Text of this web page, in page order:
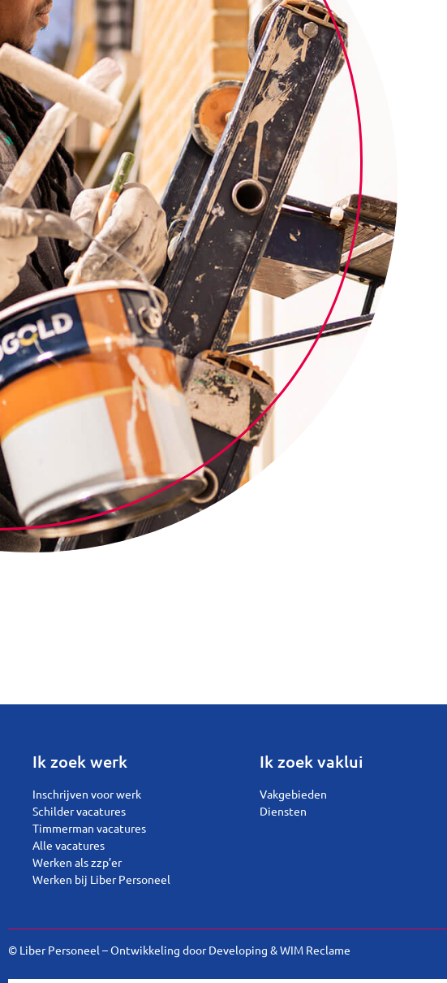
Ik zoek werk
Inschrijven voor werk
Schilder vacatures
Timmerman vacatures
Alle vacatures
Werken als zzp’er
Werken bij Liber Personeel
Ik zoek vaklui
Vakgebieden
Diensten
© Liber Personeel – Ontwikkeling doorDeveloping &WIM Reclame